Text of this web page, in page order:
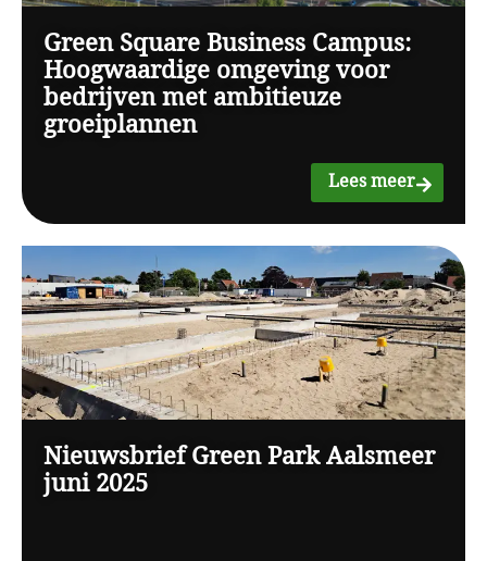
Green Square Business Campus:
Hoogwaardige omgeving voor
bedrijven met ambitieuze
groeiplannen
Lees meer
Nieuwsbrief Green Park Aalsmeer
juni 2025